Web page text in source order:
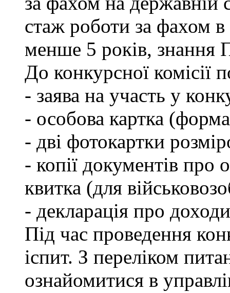
стаж роботи за фахом
менше 5 років, знання
До конкурсної комісії
- заява на участь у
- особова картка
- дві фотокартки
- копії документів про
квитка (для
- декларація про
Під час проведення
іспит. З переліком
ознайомитися в